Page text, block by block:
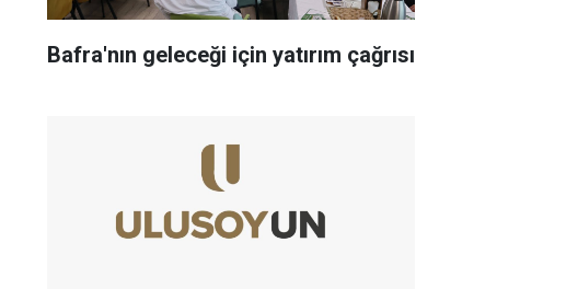
Bafra'nın geleceği için yatırım çağrısı